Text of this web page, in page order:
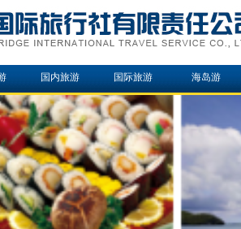
国内旅游 国际旅游 海岛游